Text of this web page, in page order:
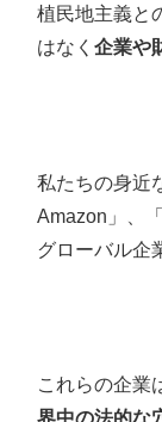
植民地主義と
はなく 企業や
私たちの身近
Amazon」、
グローバル企
これらの企業